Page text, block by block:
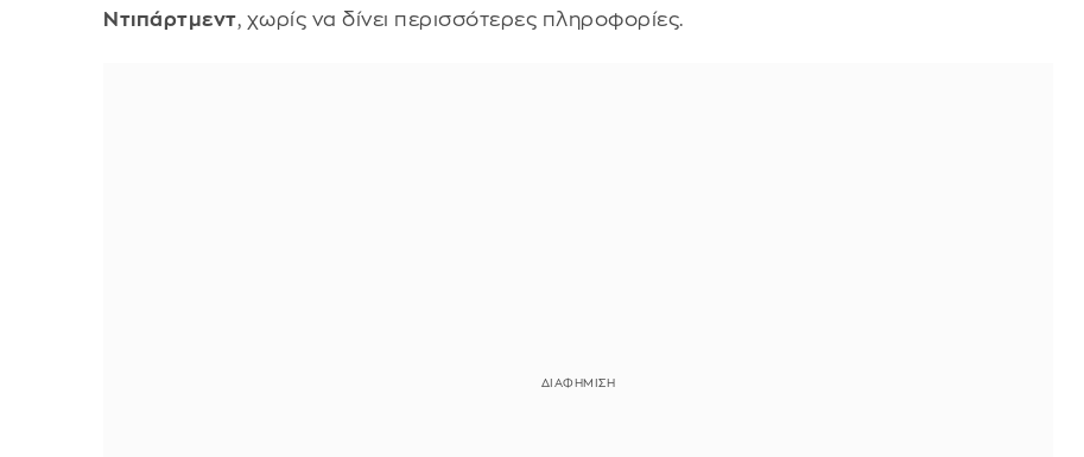
Ντιπάρτμεντ, χωρίς να δίνει περισσότερες πληροφορίες.